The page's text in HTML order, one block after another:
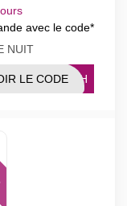
avec le code*
NUIT
LASH
LE CODE